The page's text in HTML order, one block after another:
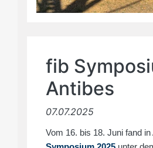
fib
Antibes
07.07.2025
Vom 16. bis 18. Juni fand in